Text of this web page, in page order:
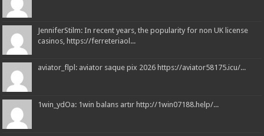
JenniferStilm: In recent years, the popularity for non UK license
casinos, https://ferreteriaol...
aviator_flpl: aviator saque pix 2026 https://aviator58175.icu/...
1win_ydOa: 1win balans artır http://1win07188.help/...